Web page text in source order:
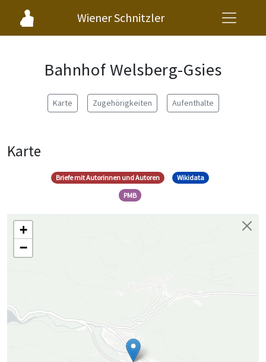
Wiener Schnitzler
Bahnhof Welsberg-Gsies
Karte Zugehörigkeiten Aufenthalte
Karte
Briefe mit Autorinnen und Autoren
Wikidata
PMB
+
−